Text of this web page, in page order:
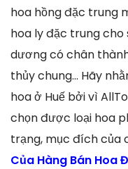
hoa hồng đặc trung
hoa ly đặc trung cho
dương có chân
thủy chung… Hãy
hoa ở Huế bởi vì
chọn được loại hoa
trạng, mục đích của
Của Hàng Bán Hoa